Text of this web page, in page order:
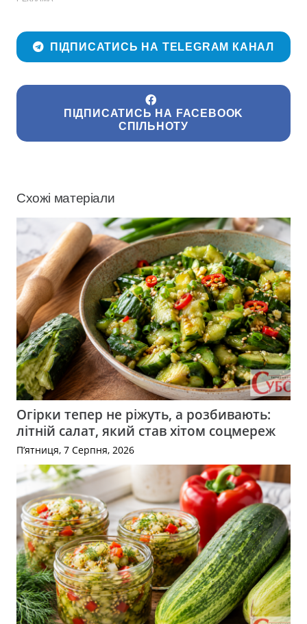
ПІДПИСАТИСЬ НА TELEGRAM КАНАЛ
ПІДПИСАТИСЬ НА FACEBOOK
СПІЛЬНОТУ
Схожі матеріали
Огірки тепер не ріжуть, а розбивають:
літній салат, який став хітом соцмереж
П’ятниця, 7 Серпня, 2026